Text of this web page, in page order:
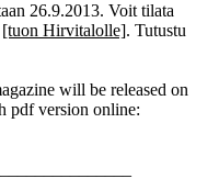
26.9.2013. Voit tilata
[tuon Hirvitalolle]. Tutustu
will be released on
pdf version online: